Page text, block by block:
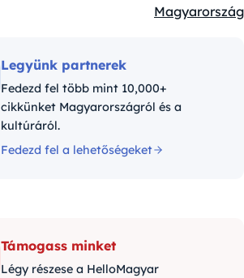
Kategóriák:
Magyarország
Legyünk partnerek
Fedezd fel több mint 10,000+
cikkünket Magyarországról és a
kultúráról.
Fedezd fel a lehetőségeket
Támogass minket
Légy részese a HelloMagyar